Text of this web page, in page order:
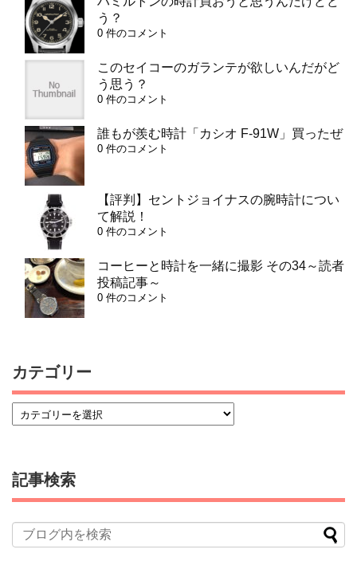
う？
0 件のコメント
このセイコーのガランテが欲しいんだがど
う思う？
0 件のコメント
誰もが羨む時計「カシオ F-91W」買ったぜ
0 件のコメント
【評判】セントジョイナスの腕時計につい
て解説！
0 件のコメント
コーヒーと時計を一緒に撮影 その34～読者
投稿記事～
0 件のコメント
カテゴリー
記事検索